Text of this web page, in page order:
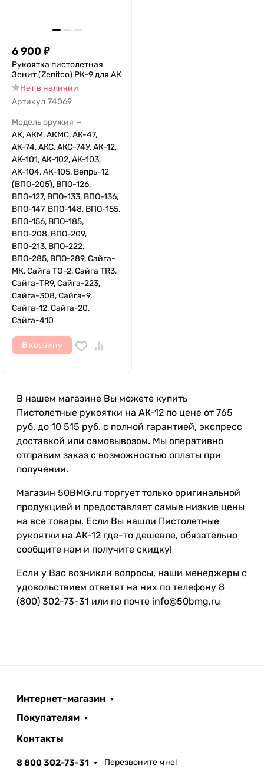
6 900 ₽
Рукоятка пистолетная
Зенит (Zenitco) РК-9 для АК
Нет в наличии
Артикул 74069
Модель оружия —
АК, АКМ, АКМС, АК-47,
АК-74, АКС, АКС-74У, АК-12,
АК-101, АК-102, АК-103,
АК-104, АК-105, Вепрь-12
(ВПО-205), ВПО-126,
ВПО-127, ВПО-133, ВПО-136,
ВПО-147, ВПО-148, ВПО-155,
ВПО-156, ВПО-185,
ВПО-208, ВПО-209,
ВПО-213, ВПО-222,
ВПО-285, ВПО-289, Сайга-
МК, Сайга TG-2, Сайга TR3,
Сайга-TR9, Сайга-223,
Сайга-308, Сайга-9,
Сайга-12, Сайга-20,
Сайга-410
В корзину
В нашем магазине Вы можете купить
Пистолетные рукоятки на АК-12 по цене от 765
руб. до 10 515 руб. с полной гарантией, экспресс
доставкой или самовывозом. Мы оперативно
отправим заказ с возможностью оплаты при
получении.
Магазин 50BMG.ru торгует только оригинальной
продукцией и предоставляет самые низкие цены
на все товары. Если Вы нашли Пистолетные
рукоятки на АК-12 где-то дешевле, обязательно
сообщите нам и получите скидку!
Если у Вас возникли вопросы, наши менеджеры с
удовольствием ответят на них по телефону 8
(800) 302-73-31 или по почте info@50bmg.ru
Интернет-магазин
Покупателям
Контакты
8 800 302-73-31 Перезвоните мне!